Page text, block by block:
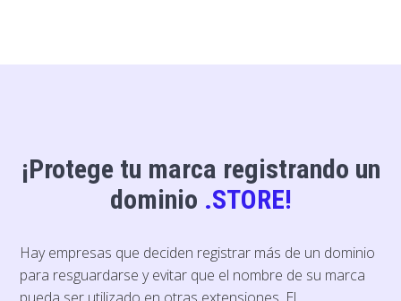
¡Protege tu marca registrando un
dominio .STORE!
Hay empresas que deciden registrar más de un dominio
para resguardarse y evitar que el nombre de su marca